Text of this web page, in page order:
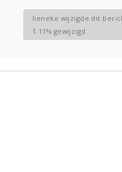
lieneke wijzigde dit
1.11% gewijzigd